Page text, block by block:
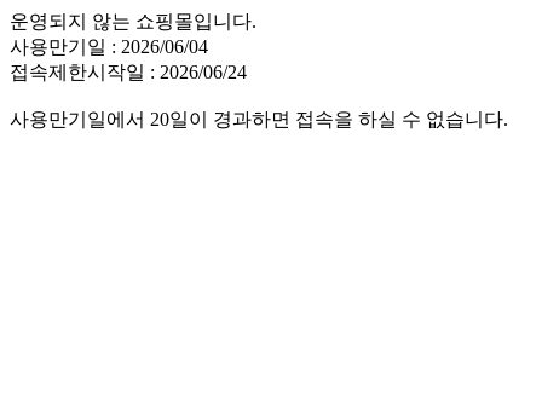
운영되지 않는 쇼핑몰입니다.
사용만기일 : 2026/06/04
접속제한시작일 : 2026/06/24
사용만기일에서 20일이 경과하면 접속을 하실 수 없습니다.